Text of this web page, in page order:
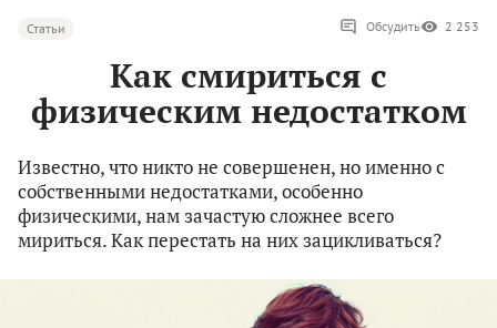
Статьи Обсудить 2 253
Как смириться с
физическим недостатком
Известно, что никто не совершенен, но именно с
собственными недостатками, особенно
физическими, нам зачастую сложнее всего
мириться. Как перестать на них зацикливаться?